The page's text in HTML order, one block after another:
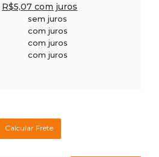
R$5,07 com juros
sem juros
com juros
com juros
com juros
Calcular Frete